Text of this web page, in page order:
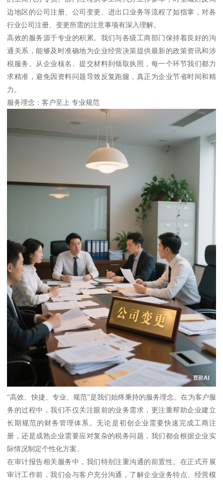
边地区的公司注册、公司变更、进出口业务等流程了如指掌，对各
行业公司注册、变更所需的注意事项有深入理解。
高效的服务源于专业的积累。我们与各级工商部门保持着良好的沟
通关系，能够及时准确地为企业经营决策提供最新的政策资讯和涉
税服务。从企业核名、提交材料到领取执照，每一个环节我们都力
求精准，避免因资料问题导致反复跑腿，真正为企业节省时间和精
力。
服务理念：客户至上 专业规范
“高效、快捷、专业、规范”是我们始终秉持的服务理念。在为客户服
务的过程中，我们不仅关注眼前的业务需求，更注重帮助企业建立
长期规范的财务管理体系。无论是初创企业需要快速完成工商注
册，还是成熟企业需要应对复杂的税务问题，我们都会根据企业实
际情况制定个性化方案。
在审计报告相关服务中，我们特别注重沟通的前置性。在正式开展
审计工作前，我们会与客户充分沟通，了解企业业务特点、经营模